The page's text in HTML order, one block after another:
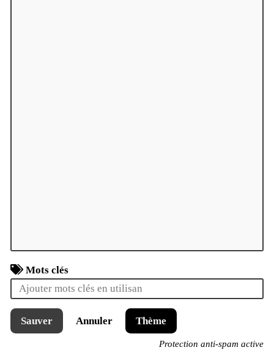
Mots clés
Sauver Annuler Thème
Protection anti-spam active